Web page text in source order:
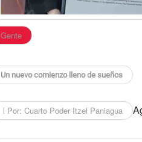
Gente
Un nuevo comienzo lleno de sueños
l Por: Cuarto Poder Itzel Paniagua